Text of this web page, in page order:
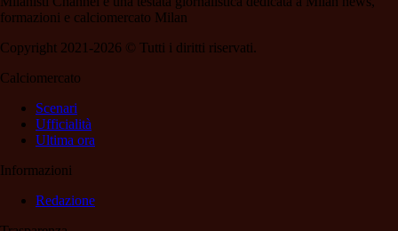
formazioni e calciomercato Milan
Copyright 2021-2026 © Tutti i diritti riservati.
Calciomercato
Scenari
Ufficialità
Ultima ora
Informazioni
Redazione